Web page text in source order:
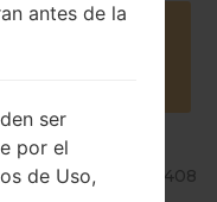
→SamsungSGH-T408
antes de la
ser
por el
de Uso,